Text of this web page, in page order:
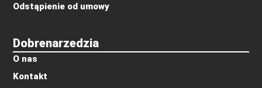
Dobrenarzedzia
O nas
Kontakt
Odstąpienie od umowy